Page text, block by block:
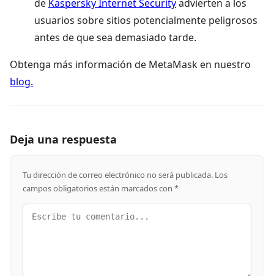
de Kaspersky Internet Securityadvierten a los
usuarios sobre sitios potencialmente peligrosos
antes de que sea demasiado tarde.
Obtenga más información de MetaMask en nuestro
blog.
Deja una respuesta
Tu dirección de correo electrónico no será publicada. Los
campos obligatorios están marcados con *